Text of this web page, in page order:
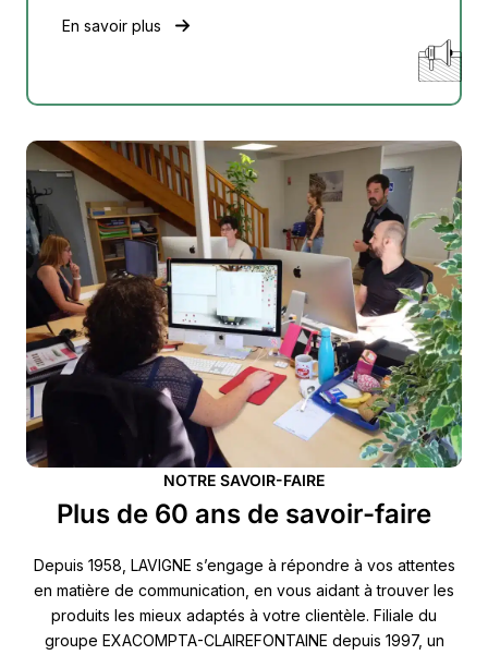
En savoir plus
NOTRE SAVOIR-FAIRE
Plus de 60 ans de savoir-faire
Depuis 1958, LAVIGNE s’engage à répondre à vos attentes
en matière de communication, en vous aidant à trouver les
produits les mieux adaptés à votre clientèle. Filiale du
groupe EXACOMPTA-CLAIREFONTAINE depuis 1997, un